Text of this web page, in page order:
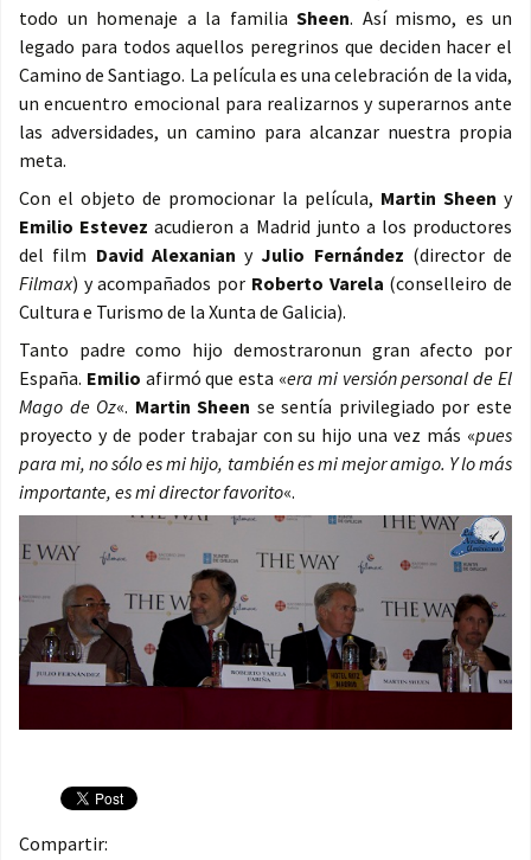
todo un homenaje a la familia Sheen. Así mismo, es un
legado para todos aquellos peregrinos que deciden hacer el
Camino de Santiago. La película es una celebración de la vida,
un encuentro emocional para realizarnos y superarnos ante
las adversidades, un camino para alcanzar nuestra propia
meta.
Con el objeto de promocionar la película, Martin Sheen y
Emilio Estevez acudieron a Madrid junto a los productores
del film David Alexanian yJulio Fernández (director de
Filmax) y acompañados por Roberto Varela (conselleiro de
Cultura e Turismo de la Xunta de Galicia).
Tanto padre como hijo demostraronun gran afecto por
España. Emilio afirmó que esta «era mi versión personal de El
Mago de Oz«. Martin Sheen se sentía privilegiado por este
proyecto y de poder trabajar con su hijo una vez más «pues
para mi, no sólo es mi hijo, también es mi mejor amigo. Y lo más
importante, es mi director favorito«.
Compartir: